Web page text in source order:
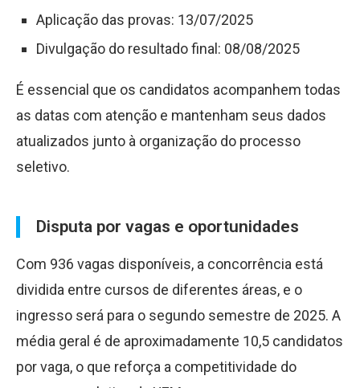
Aplicação das provas: 13/07/2025
Divulgação do resultado final: 08/08/2025
É essencial que os candidatos acompanhem todas
as datas com atenção e mantenham seus dados
atualizados junto à organização do processo
seletivo.
Disputa por vagas e oportunidades
Com 936 vagas disponíveis, a concorrência está
dividida entre cursos de diferentes áreas, e o
ingresso será para o segundo semestre de 2025. A
média geral é de aproximadamente 10,5 candidatos
por vaga, o que reforça a competitividade do